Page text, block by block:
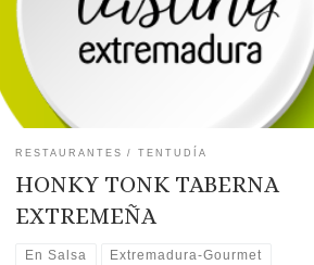
Teléfono: Teléfono: 671 828 682
Recomendaciones: Gastroexperiencias.
Extremadura Gourmet.Recomendado En Salsa
Diario Hoy 🗺Ubicación
RESTAURANTES TENTUDÍA
HONKY TONK TABERNA
EXTREMEÑA
En Salsa Extremadura-Gourmet